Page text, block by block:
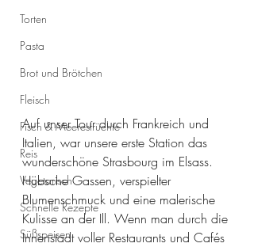
Torten
Pasta
Brot und Brötchen
Fleisch
Fisch & Meeresfrüchte
Reis
Vegetarisch
Schnelle Rezepte
Süßspeisen
Auf unser Tour durch Frankreich und
Italien, war unsere erste Station das
wunderschöne Strasbourg im Elsass.
Hübsche Gassen, verspielter
Blumenschmuck und eine malerische
Kulisse an der Ill. Wenn man durch die
Innenstadt voller Restaurants und Cafés